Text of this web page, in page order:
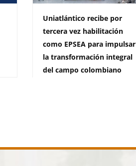
Uniatlántico recibe por
tercera vez habilitación
como EPSEA para impulsar
la transformación integral
del campo colombiano